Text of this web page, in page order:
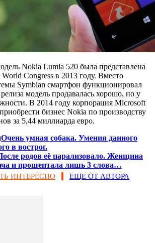
Nokia Lumia 520 была представлена
Congress в 2013 году. Вместо
Symbian смартфон функционировал
модель продавалась хорошо, но у
В 2014 году корпорация Microsoft
бизнес Nokia по производству
за 5,44 миллиарда евро.
Очень умная собака. Умения данного
в вострог.
родов её парализовало. Женщина
и прошептала лишь 3 слова…
ИНТЕРЕСНО ЕЩЕ ОТ АВТОРА